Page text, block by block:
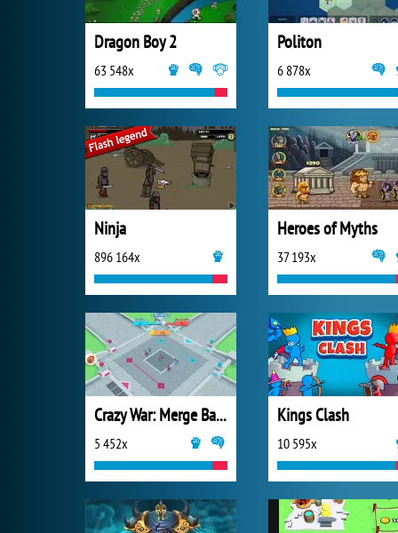
Dragon Boy 2
63 548x
Politon
6 878x
Ninja
896 164x
Heroes of Myths
37 193x
Crazy War: Merge Battle
5 452x
Kings Clash
10 595x